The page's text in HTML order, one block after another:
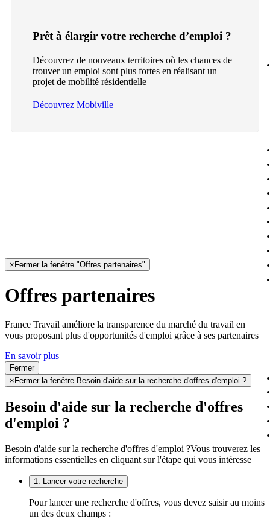
Prêt à élargir votre recherche d’emploi ?
Découvrez de nouveaux territoires où les chances de
trouver un emploi sont plus fortes en réalisant un
projet de mobilité résidentielle
Découvrez Mobiville
× Fermer la fenêtre "Offres partenaires"
Offres partenaires
France Travail améliore la transparence du marché du travail en
vous proposant plus d'opportunités d'emploi grâce à ses partenaires
En savoir plus
Fermer
× Fermer la fenêtre Besoin d'aide sur la recherche d'offres d'emploi ?
Besoin d'aide sur la recherche d'offres
d'emploi ?
Besoin d'aide sur la recherche d'offres d'emploi ?Vous trouverez les
informations essentielles en cliquant sur l'étape qui vous intéresse
1. Lancer votre recherche
Pour lancer une recherche d'offres, vous devez saisir au moins
un des deux champs :